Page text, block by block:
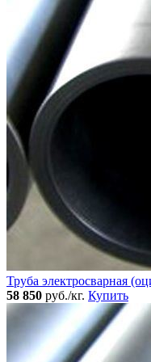
Труба электросварная
58 850 руб./кг. Купить